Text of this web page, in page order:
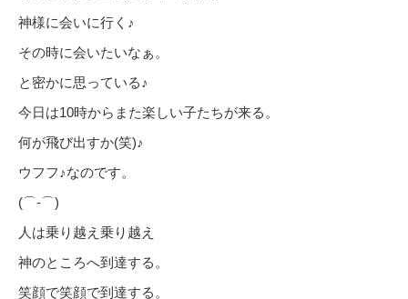
神様に会いに行く♪
その時に会いたいなぁ。
と密かに思っている♪
今日は10時からまた楽しい子たちが来る。
何が飛び出すか(笑)♪
ウフフ♪なのです。
(⌒‐⌒)
人は乗り越え乗り越え
神のところへ到達する。
笑顔で笑顔で到達する。